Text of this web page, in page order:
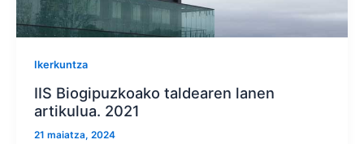
Ikerkuntza
IIS Biogipuzkoako taldearen lanen
artikulua. 2021
21 maiatza, 2024